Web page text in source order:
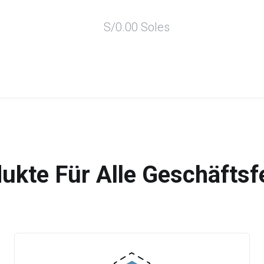
S/0.00 Soles
Für Alle